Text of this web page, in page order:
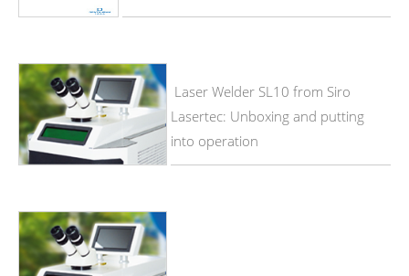
Laser Welder SL10 from Siro
Lasertec: Unboxing and putting
into operation